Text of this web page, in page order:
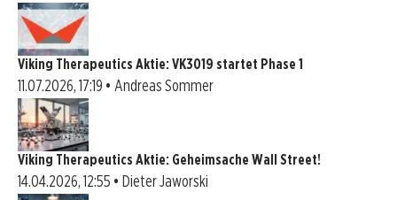
Viking Therapeutics Aktie: VK3019 startet Phase 1
11.07.2026, 17:19 • Andreas Sommer
Viking Therapeutics Aktie: Geheimsache Wall Street!
14.04.2026, 12:55 • Dieter Jaworski